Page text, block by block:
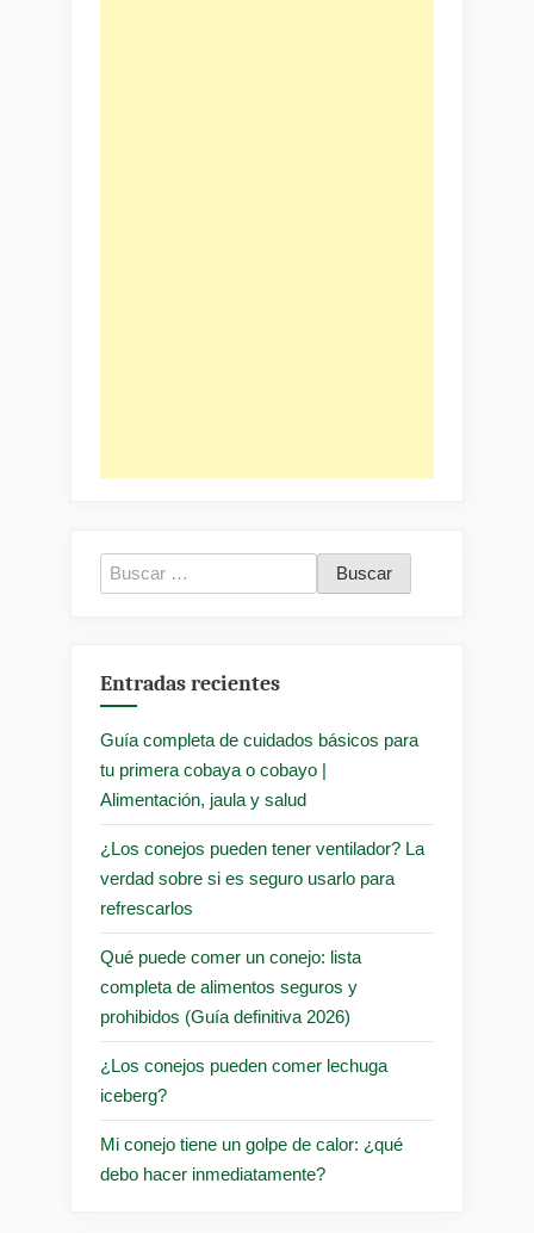
Buscar:
Entradas recientes
Guía completa de cuidados básicos para
tu primera cobaya o cobayo |
Alimentación, jaula y salud
¿Los conejos pueden tener ventilador? La
verdad sobre si es seguro usarlo para
refrescarlos
Qué puede comer un conejo: lista
completa de alimentos seguros y
prohibidos (Guía definitiva 2026)
¿Los conejos pueden comer lechuga
iceberg?
Mi conejo tiene un golpe de calor: ¿qué
debo hacer inmediatamente?